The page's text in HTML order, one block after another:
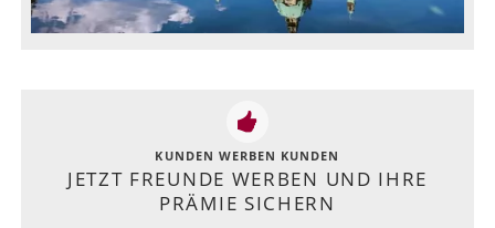
KUNDEN WERBEN KUNDEN
JETZT FREUNDE WERBEN UND IHRE
PRÄMIE SICHERN